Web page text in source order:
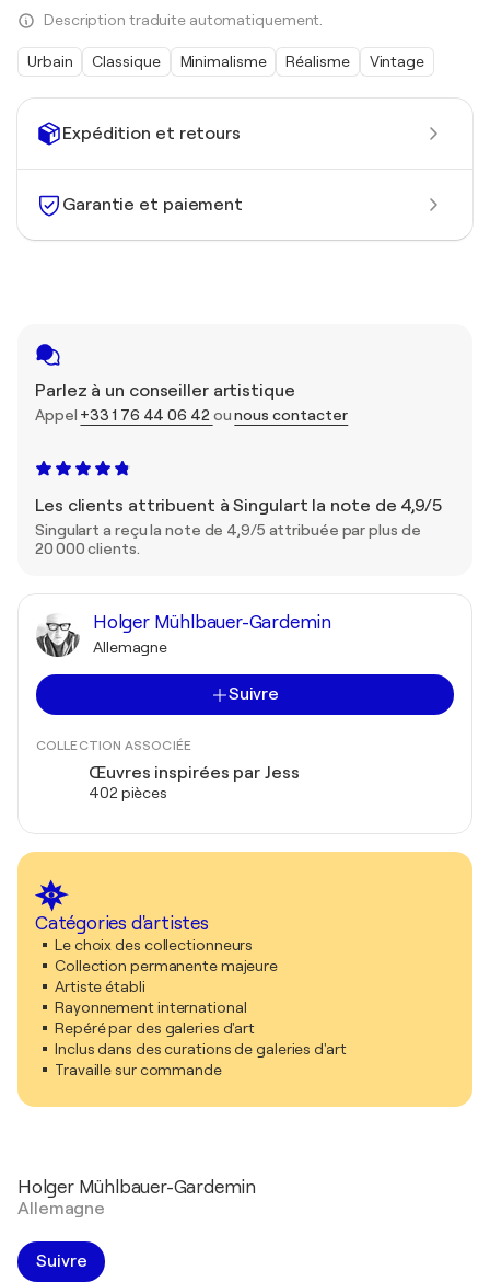
Expédition et retours
Garantie et paiement
Parlez à un conseiller artistique
Appel +33 1 76 44 06 42ounous contacter
Les clients attribuent à Singulart la note de 4,9/5
Singulart a reçu la note de 4,9/5 attribuée par plus de
20 000 clients.
Holger Mühlbauer-Gardemin
Allemagne
Suivre
COLLECTION ASSOCIÉE
Œuvres inspirées par Jess
402 pièces
Catégories d'artistes
Le choix des collectionneurs
Collection permanente majeure
Artiste établi
Rayonnement international
Repéré par des galeries d'art
Inclus dans des curations de galeries d'art
Travaille sur commande
Description traduite automatiquement.
Urbain Classique Minimalisme Réalisme Vintage
Holger Mühlbauer-Gardemin
Allemagne
Suivre